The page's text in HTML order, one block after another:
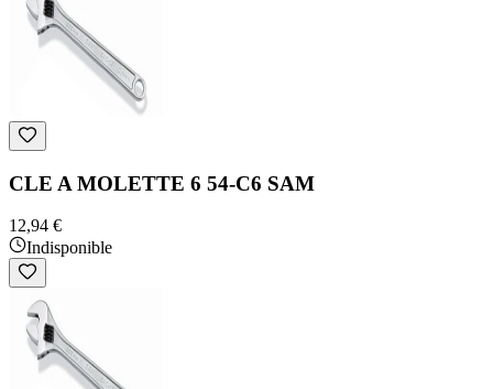
CLE A MOLETTE 6 54-C6 SAM
12,94 €
Indisponible